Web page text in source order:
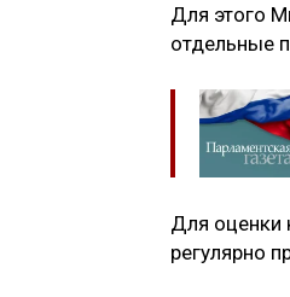
Для этого
отдельные
Для оценки
регулярно